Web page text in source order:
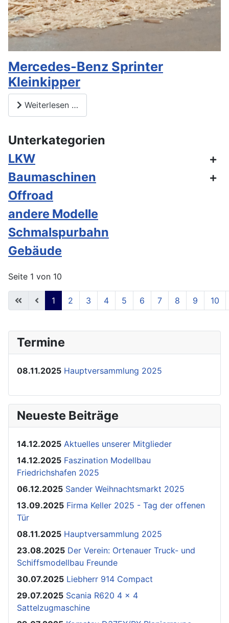
Mercedes-Benz Sprinter
Kleinkipper
Weiterlesen …
Unterkategorien
LKW
Baumaschinen
Offroad
andere Modelle
Schmalspurbahn
Gebäude
Seite 1 von 10
1 2 3 4 5 6 7 8 9 10
Termine
08.11.2025 Hauptversammlung 2025
Neueste Beiträge
14.12.2025 Aktuelles unserer Mitglieder
14.12.2025 Faszination Modellbau
Friedrichshafen 2025
06.12.2025 Sander Weihnachtsmarkt 2025
13.09.2025 Firma Keller 2025 - Tag der offenen
Tür
08.11.2025 Hauptversammlung 2025
23.08.2025 Der Verein: Ortenauer Truck- und
Schiffsmodellbau Freunde
30.07.2025 Liebherr 914 Compact
29.07.2025 Scania R620 4 x 4
Sattelzugmaschine